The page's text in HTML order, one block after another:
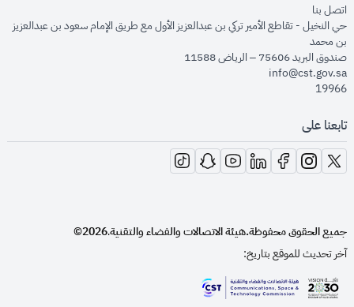
اتصل بنا
حي النخيل - تقاطع الأمير تركي بن عبدالعزيز الأول مع طريق الإمام سعود بن عبدالعزيز
بن محمد
صندوق البريد 75606 – الرياض 11588
info@cst.gov.sa
19966
تابعنا على
opens in new window
opens in new window
opens in new window
opens in new window
opens in new window
opens in new window
opens in new window
جميع الحقوق محفوظة.هيئة الاتصالات والفضاء والتقنية.
2026©
آخر تحديث للموقع بتاريخ: